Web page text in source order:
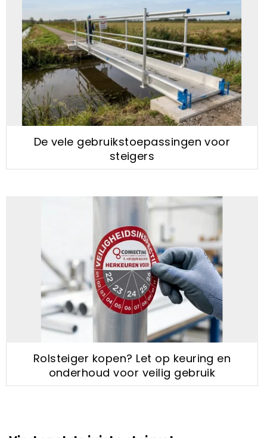
De vele gebruikstoepassingen voor
steigers
Rolsteiger kopen? Let op keuring en
onderhoud voor veilig gebruik